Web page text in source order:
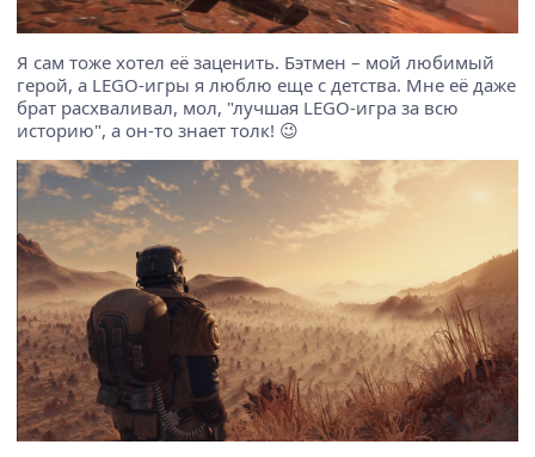
Я сам тоже хотел её заценить. Бэтмен – мой любимый
герой, а LEGO-игры я люблю еще с детства. Мне её даже
брат расхваливал, мол, "лучшая LEGO-игра за всю
историю", а он-то знает толк! 😉